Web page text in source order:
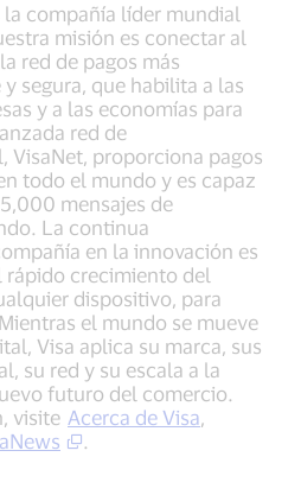
la compañía líder mundial
misión es conectar al
red de pagos más
segura, que habilita a las
y a las economías para
red de
VisaNet, proporciona pagos
todo el mundo y es capaz
mensajes de
La continua
en la innovación es
crecimiento del
dispositivo, para
el mundo se mueve
Visa aplica su marca, sus
su red y su escala a la
futuro del comercio.
visite Acerca de Visa,
.